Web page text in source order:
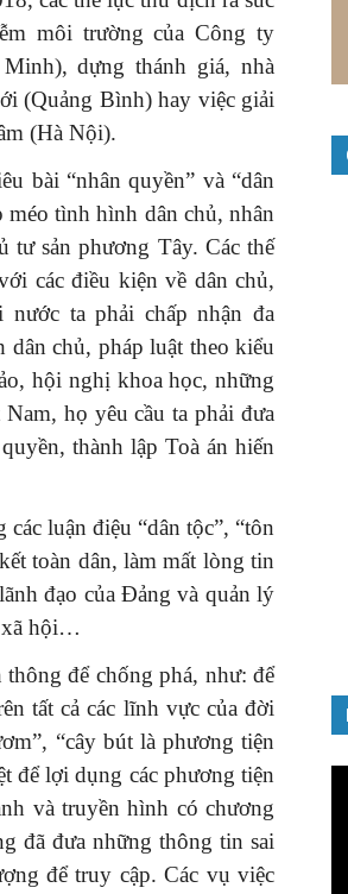
môi trường của Công ty
dựng thánh giá, nhà
(Quảng Bình) hay việc giải
(Hà Nội).
bài “nhân quyền” và “dân
méo tình hình dân chủ, nhân
tư sản phương Tây. Các thế
các điều kiện về dân chủ,
ta phải chấp nhận đa
chủ, pháp luật theo kiểu
hội nghị khoa học, những
họ yêu cầu ta phải đưa
thành lập Toà án hiến
luận điệu “dân tộc”, “tôn
toàn dân, làm mất lòng tin
đạo của Đảng và quản lý
xã hội…
để chống phá, như: để
tất cả các lĩnh vực của đời
“cây bút là phương tiện
để lợi dụng các phương tiện
và truyền hình có chương
đã đưa những thông tin sai
để truy cập. Các vụ việc
trị nhân tài – Từ lý thuyết
thực tiễn
12/2025